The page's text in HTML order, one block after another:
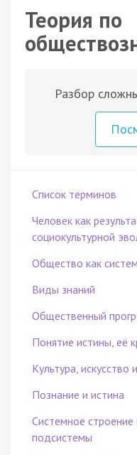
Теория по
Разбор
Список терминов
Человек как
социокультурной
Общество как
Виды знаний
Общественный
Понятие истины, её
Культура, искусство
Познание и истина
Системное
подсистемы